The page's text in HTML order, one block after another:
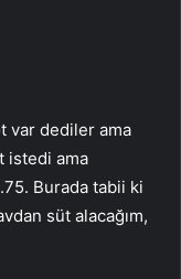
var dediler ama
istedi ama
Burada tabii ki
süt alacağım,